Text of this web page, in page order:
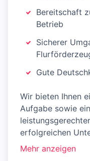
Bereitschaft
Betrieb
Sicherer
Gute
Wir bieten Ihnen
Aufgabe sowie
erfolgreichen
Mehr anzeigen